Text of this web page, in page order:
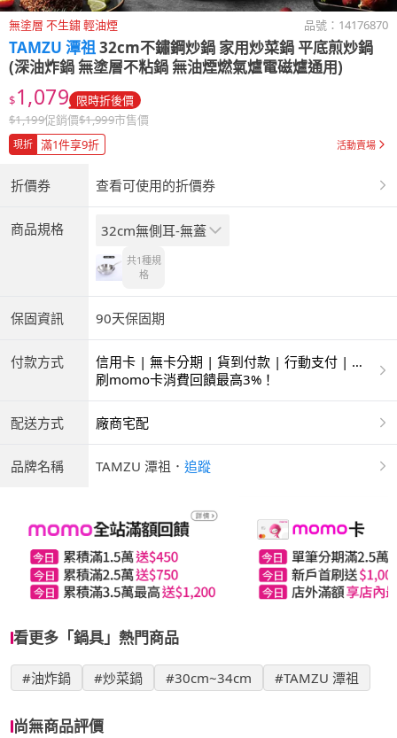
無塗層 不生鏽 輕油煙 品號： 14176870
TAMZU 潭祖32cm不鏽鋼炒鍋 家用炒菜鍋 平底煎炒鍋
(深油炸鍋 無塗層不粘鍋 無油煙燃氣爐電磁爐通用)
$1,079 限時折後價
$1,199促銷價$1,999市售價
現折 滿1件享9折 活動賣場
折價券 查看可使用的折價券
商品規格 32cm無側耳-無蓋
共1種規
格
保固資訊 90天保固期
付款方式
信用卡 | 無卡分期 | 貨到付款 | 行動支付 | 超
商付款 | ATM | 銀聯卡
刷momo卡消費回饋最高3%！
配送方式 廠商宅配
品牌名稱 TAMZU 潭祖 ． 追蹤
看更多「鍋具」熱門商品
#油炸鍋 #炒菜鍋 #30cm~34cm #TAMZU 潭祖
尚無商品評價